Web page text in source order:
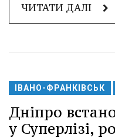
ЧИТАТИ ДАЛІ
ІВАНО-ФРАНКІВСЬК
Дніпро
у Суперлізі,